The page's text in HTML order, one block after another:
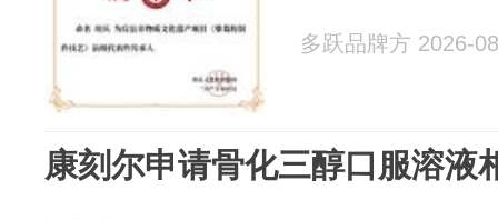
多跃品牌方 2026-
康刻尔申请骨化三醇口服溶液